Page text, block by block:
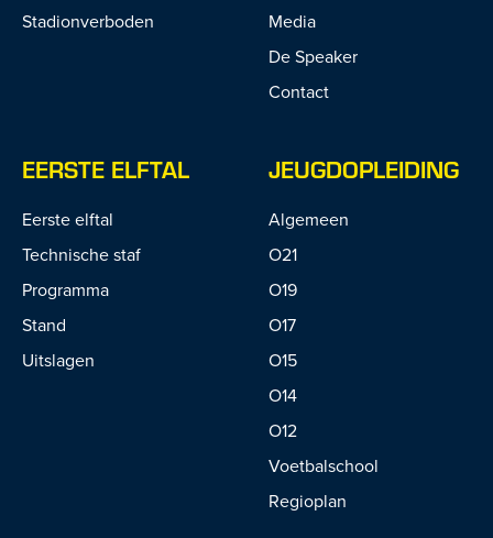
Stadionverboden
Media
De Speaker
Contact
EERSTE ELFTAL
Eerste elftal
Technische staf
Programma
Stand
Uitslagen
JEUGDOPLEIDING
Algemeen
O21
O19
O17
O15
O14
O12
Voetbalschool
Regioplan